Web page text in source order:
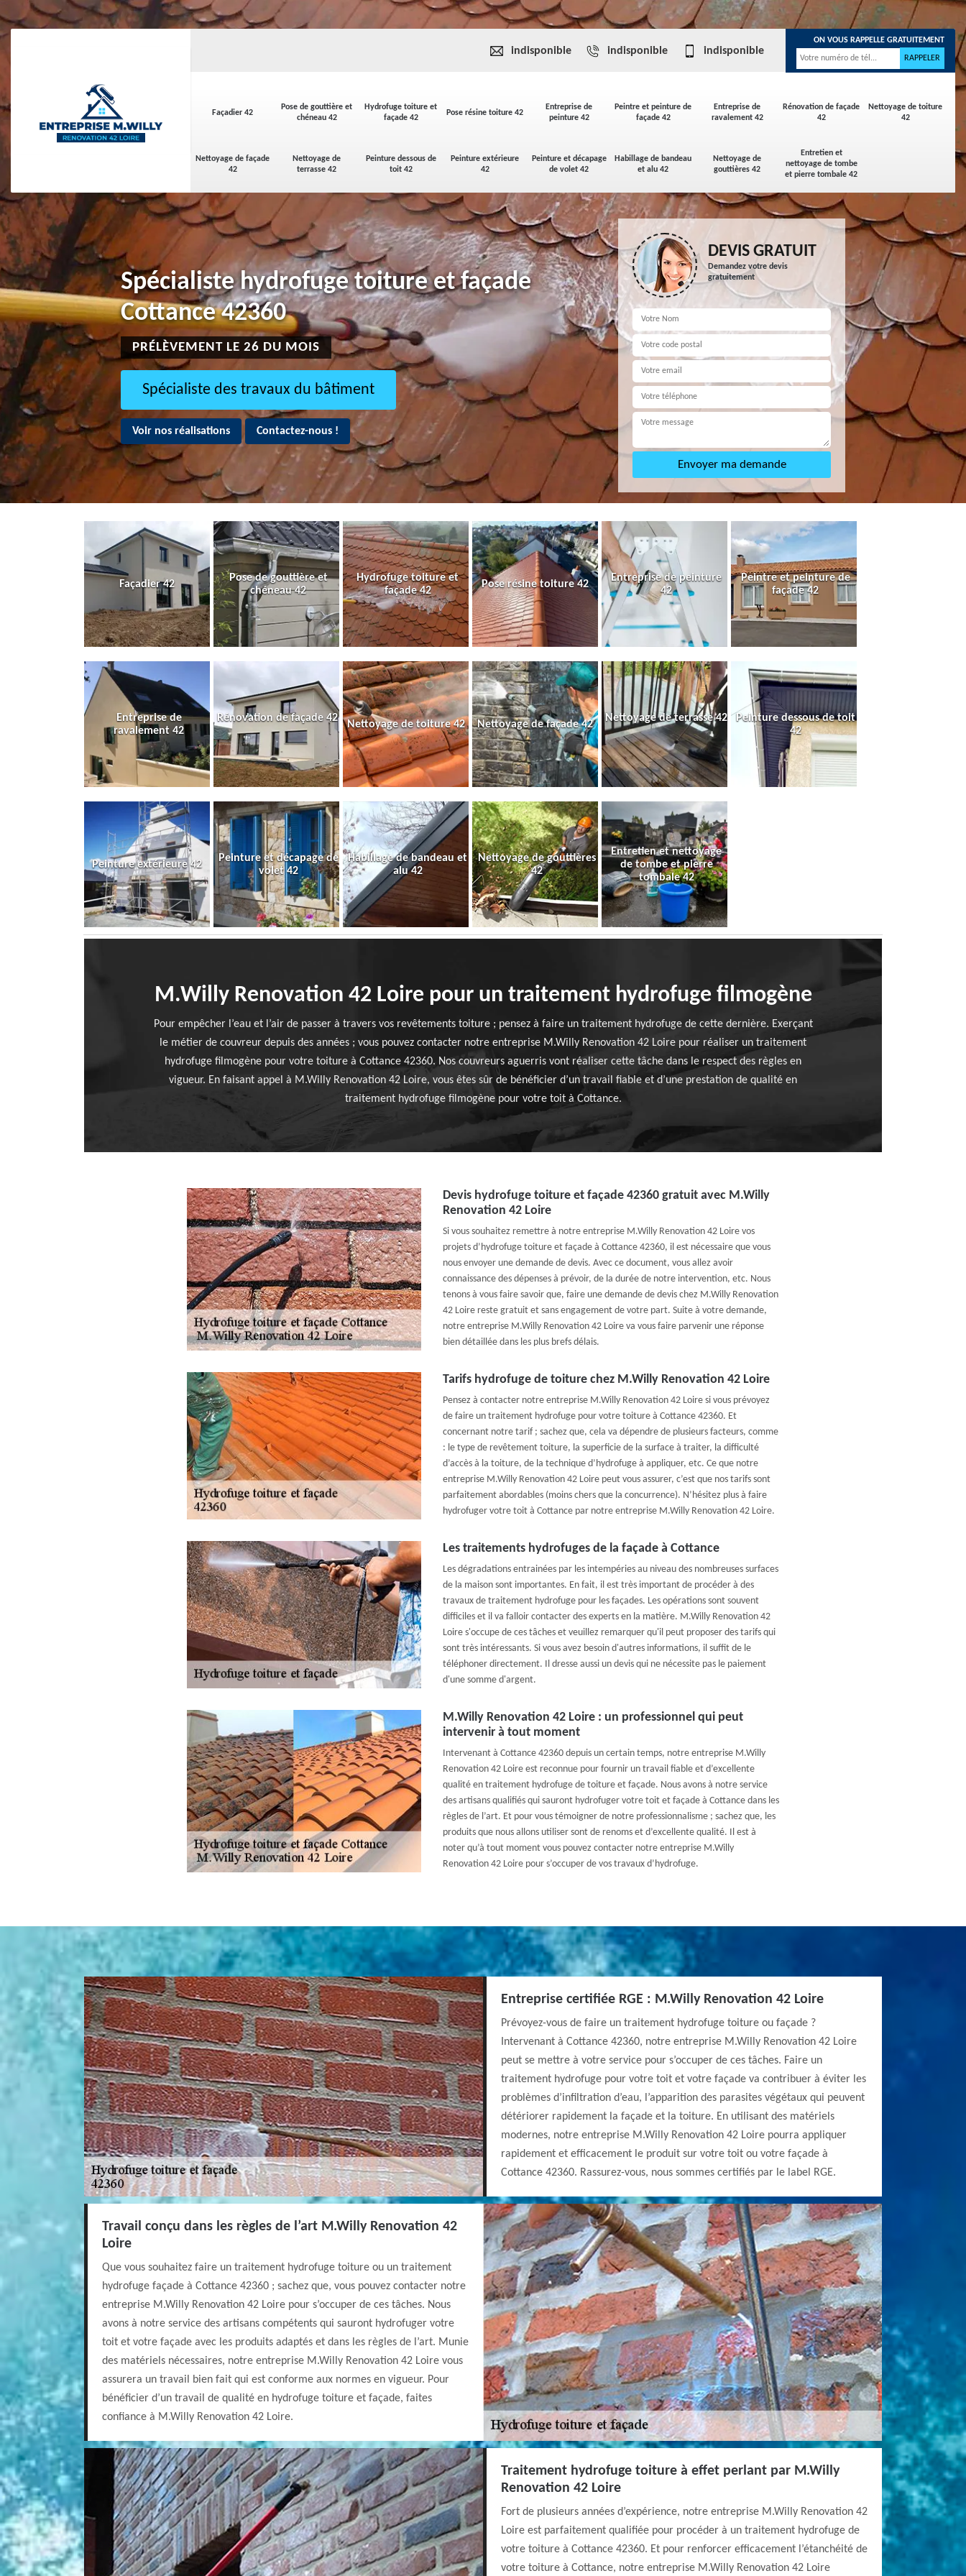
Façadier 42
Pose de gouttière et
chéneau 42
Hydrofuge toiture et
façade 42
Pose résine toiture 42
Entreprise de
peinture 42
Peintre et peinture de
façade 42
Entreprise de
ravalement 42
Rénovation de façade
42
Nettoyage de toiture
42
Nettoyage de façade
42
Nettoyage de
terrasse 42
Peinture dessous de
toit 42
Peinture extérieure
42
Peinture et décapage
de volet 42
Habillage de bandeau
et alu 42
Nettoyage de
gouttières 42
Entretien et
nettoyage de tombe
et pierre tombale 42
indisponible indisponible indisponible
ON VOUS RAPPELLE GRATUITEMENT
Spécialiste hydrofuge toiture et façade
Cottance 42360
PRÉLÈVEMENT LE 26 DU MOIS
Spécialiste des travaux du bâtiment
Voir nos réalisations Contactez-nous !
DEVIS GRATUIT
Demandez votre devis
gratuitement
Façadier 42
Pose de gouttière et
chéneau 42
Hydrofuge toiture et
façade 42
Pose résine toiture 42
Entreprise de peinture
42
Peintre et peinture de
façade 42
Entreprise de
ravalement 42
Rénovation de façade 42
Nettoyage de toiture 42 Nettoyage de façade 42
Nettoyage de terrasse 42
Peinture dessous de toit
42
Peinture extérieure 42
Peinture et décapage de
volet 42
Habillage de bandeau et
alu 42
Nettoyage de gouttières
42
Entretien et nettoyage
de tombe et pierre
tombale 42
M.Willy Renovation 42 Loire pour un traitement hydrofuge filmogène
Pour empêcher l’eau et l’air de passer à travers vos revêtements toiture ; pensez à faire un traitement hydrofuge de cette dernière. Exerçant
le métier de couvreur depuis des années ; vous pouvez contacter notre entreprise M.Willy Renovation 42 Loire pour réaliser un traitement
hydrofuge filmogène pour votre toiture à Cottance 42360. Nos couvreurs aguerris vont réaliser cette tâche dans le respect des règles en
vigueur. En faisant appel à M.Willy Renovation 42 Loire, vous êtes sûr de bénéficier d’un travail fiable et d’une prestation de qualité en
traitement hydrofuge filmogène pour votre toit à Cottance.
Devis hydrofuge toiture et façade 42360 gratuit avec M.Willy
Renovation 42 Loire
Si vous souhaitez remettre à notre entreprise M.Willy Renovation 42 Loire vos
projets d’hydrofuge toiture et façade à Cottance 42360, il est nécessaire que vous
nous envoyer une demande de devis. Avec ce document, vous allez avoir
connaissance des dépenses à prévoir, de la durée de notre intervention, etc. Nous
tenons à vous faire savoir que, faire une demande de devis chez M.Willy Renovation
42 Loire reste gratuit et sans engagement de votre part. Suite à votre demande,
notre entreprise M.Willy Renovation 42 Loire va vous faire parvenir une réponse
bien détaillée dans les plus brefs délais.
Tarifs hydrofuge de toiture chez M.Willy Renovation 42 Loire
Pensez à contacter notre entreprise M.Willy Renovation 42 Loire si vous prévoyez
de faire un traitement hydrofuge pour votre toiture à Cottance 42360. Et
concernant notre tarif ; sachez que, cela va dépendre de plusieurs facteurs, comme
: le type de revêtement toiture, la superficie de la surface à traiter, la difficulté
d’accès à la toiture, de la technique d’hydrofuge à appliquer, etc. Ce que notre
entreprise M.Willy Renovation 42 Loire peut vous assurer, c’est que nos tarifs sont
parfaitement abordables (moins chers que la concurrence). N’hésitez plus à faire
hydrofuger votre toit à Cottance par notre entreprise M.Willy Renovation 42 Loire.
Les traitements hydrofuges de la façade à Cottance
Les dégradations entrainées par les intempéries au niveau des nombreuses surfaces
de la maison sont importantes. En fait, il est très important de procéder à des
travaux de traitement hydrofuge pour les façades. Les opérations sont souvent
difficiles et il va falloir contacter des experts en la matière. M.Willy Renovation 42
Loire s'occupe de ces tâches et veuillez remarquer qu'il peut proposer des tarifs qui
sont très intéressants. Si vous avez besoin d'autres informations, il suffit de le
téléphoner directement. Il dresse aussi un devis qui ne nécessite pas le paiement
d'une somme d'argent.
M.Willy Renovation 42 Loire : un professionnel qui peut
intervenir à tout moment
Intervenant à Cottance 42360 depuis un certain temps, notre entreprise M.Willy
Renovation 42 Loire est reconnue pour fournir un travail fiable et d’excellente
qualité en traitement hydrofuge de toiture et façade. Nous avons à notre service
des artisans qualifiés qui sauront hydrofuger votre toit et façade à Cottance dans les
règles de l’art. Et pour vous témoigner de notre professionnalisme ; sachez que, les
produits que nous allons utiliser sont de renoms et d’excellente qualité. Il est à
noter qu’à tout moment vous pouvez contacter notre entreprise M.Willy
Renovation 42 Loire pour s’occuper de vos travaux d’hydrofuge.
Entreprise certifiée RGE : M.Willy Renovation 42 Loire
Prévoyez-vous de faire un traitement hydrofuge toiture ou façade ?
Intervenant à Cottance 42360, notre entreprise M.Willy Renovation 42 Loire
peut se mettre à votre service pour s’occuper de ces tâches. Faire un
traitement hydrofuge pour votre toit et votre façade va contribuer à éviter les
problèmes d’infiltration d’eau, l’apparition des parasites végétaux qui peuvent
détériorer rapidement la façade et la toiture. En utilisant des matériels
modernes, notre entreprise M.Willy Renovation 42 Loire pourra appliquer
rapidement et efficacement le produit sur votre toit ou votre façade à
Cottance 42360. Rassurez-vous, nous sommes certifiés par le label RGE.
Travail conçu dans les règles de l’art M.Willy Renovation 42
Loire
Que vous souhaitez faire un traitement hydrofuge toiture ou un traitement
hydrofuge façade à Cottance 42360 ; sachez que, vous pouvez contacter notre
entreprise M.Willy Renovation 42 Loire pour s’occuper de ces tâches. Nous
avons à notre service des artisans compétents qui sauront hydrofuger votre
toit et votre façade avec les produits adaptés et dans les règles de l’art. Munie
des matériels nécessaires, notre entreprise M.Willy Renovation 42 Loire vous
assurera un travail bien fait qui est conforme aux normes en vigueur. Pour
bénéficier d’un travail de qualité en hydrofuge toiture et façade, faites
confiance à M.Willy Renovation 42 Loire.
Traitement hydrofuge toiture à effet perlant par M.Willy
Renovation 42 Loire
Fort de plusieurs années d’expérience, notre entreprise M.Willy Renovation 42
Loire est parfaitement qualifiée pour procéder à un traitement hydrofuge de
votre toiture à Cottance 42360. Et pour renforcer efficacement l’étanchéité de
votre toiture à Cottance, notre entreprise M.Willy Renovation 42 Loire